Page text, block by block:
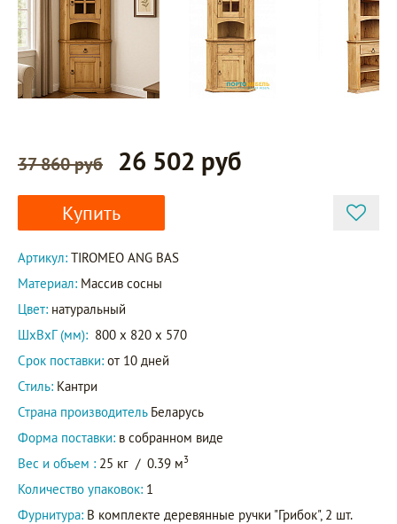
37 860 руб 26 502 руб
Купить
Артикул: TIROMEO ANG BAS
Материал: Массив сосны
Цвет: натуральный
ШxВxГ (мм): 800 x 820 x 570
Срок поставки: от 10 дней
Стиль: Кантри
Страна производитель Беларусь
Форма поставки: в собранном виде
Вес и объем : 25 кг / 0.39 м3
Количество упаковок: 1
Фурнитура: В комплекте деревянные ручки "Грибок", 2 шт.